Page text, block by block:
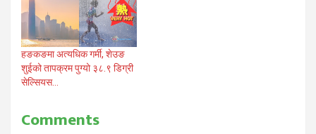
हङकङमा अत्यधिक गर्मी, शेउङ
शुईको तापक्रम पुग्यो ३८.९ डिग्री
सेल्सियस…
Comments